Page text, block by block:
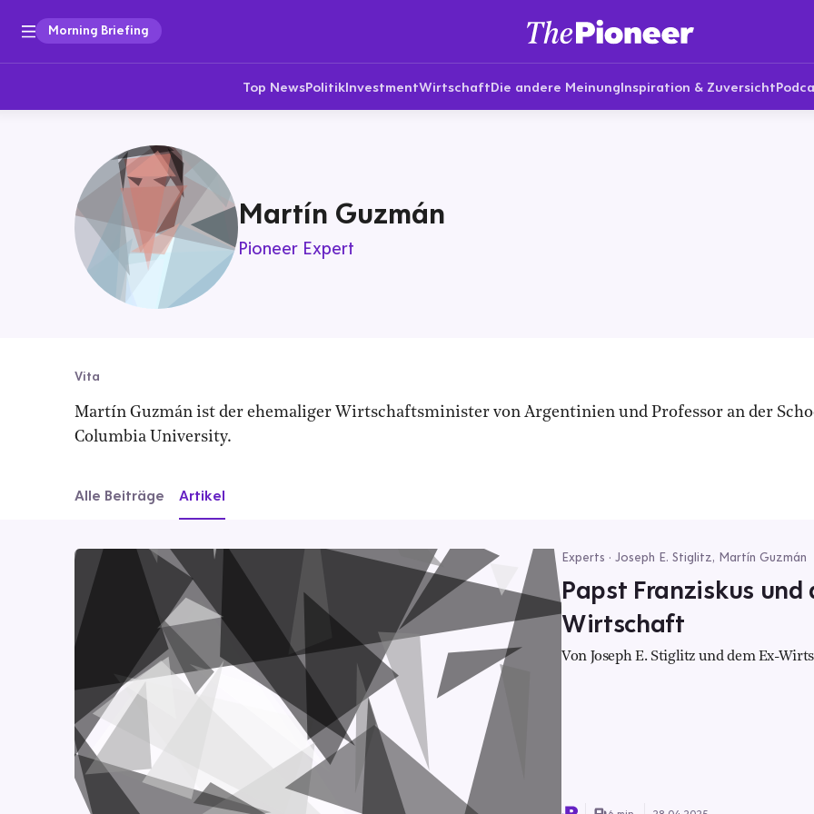
Morning Briefing
Top NewsPolitikInvestmentWirtschaftDie andere MeinungInspiration & Zuversicht
Martín Guzmán
Pioneer Expert
Vita
Martín Guzmán ist der ehemaliger Wirtschaftsminister von Argentinien und Professor an der
Columbia University.
Alle Beiträge Artikel
Experts · Joseph E. Stiglitz, Martín Guzmán
Papst Franziskus
Wirtschaft
Von Joseph E. Stiglitz und dem Ex-